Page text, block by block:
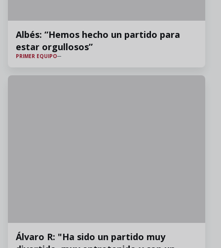
Albés: “Hemos hecho un partido para
estar orgullosos”
PRIMER EQUIPO
Álvaro R: "Ha sido un partido muy